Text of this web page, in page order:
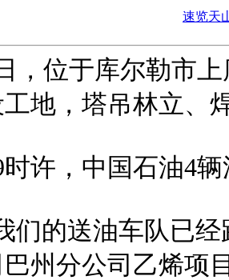
速览天
位于库尔勒市上
地，塔吊林立、
，中国石油4辆
的送油车队已经
州分公司乙烯项